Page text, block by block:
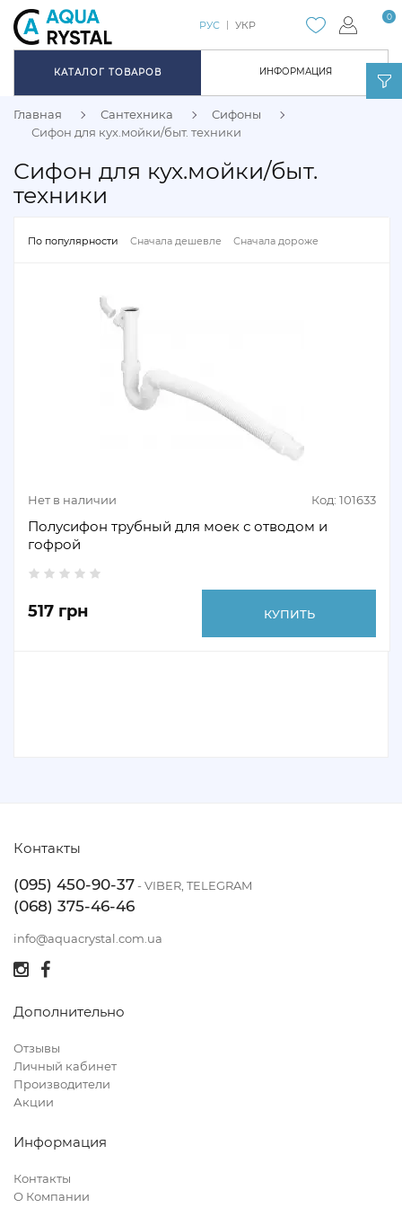
ИНФОРМАЦИЯ
0
РУС УКР
КАТАЛОГ ТОВАРОВ
Главная Сантехника
Сифоны
Сифон для кух.мойки/быт. техники
Сифон для кух.мойки/быт.
техники
По популярности Сначала дешевле Сначала дороже
Нет в наличии Код: 101633
Полусифон трубный для моек с отводом и
гофрой
517 грн КУПИТЬ
Контакты
(095) 450-90-37- VIBER, TELEGRAM
(068) 375-46-46
info@aquacrystal.com.ua
Дополнительно
Отзывы
Личный кабинет
Производители
Акции
Информация
Контакты
О Компании